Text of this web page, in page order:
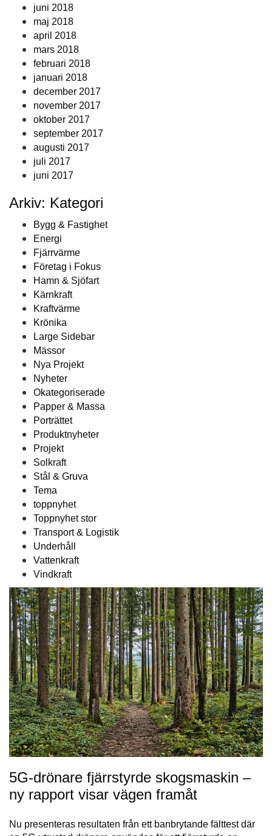
juni 2018
maj 2018
april 2018
mars 2018
februari 2018
januari 2018
december 2017
november 2017
oktober 2017
september 2017
augusti 2017
juli 2017
juni 2017
Arkiv: Kategori
Bygg & Fastighet
Energi
Fjärrvärme
Företag i Fokus
Hamn & Sjöfart
Kärnkraft
Kraftvärme
Krönika
Large Sidebar
Mässor
Nya Projekt
Nyheter
Okategoriserade
Papper & Massa
Porträttet
Produktnyheter
Projekt
Solkraft
Stål & Gruva
Tema
toppnyhet
Toppnyhet stor
Transport & Logistik
Underhåll
Vattenkraft
Vindkraft
5G-drönare fjärrstyrde skogsmaskin –
ny rapport visar vägen framåt
Nu presenteras resultaten från ett banbrytande fälttest där